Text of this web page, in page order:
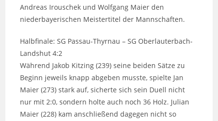
Andreas Irouschek und Wolfgang Maier den
niederbayerischen Meistertitel der Mannschaften.
Halbfinale: SG Passau-Thyrnau – SG Oberlauterbach-
Landshut 4:2
Während Jakob Kitzing (239) seine beiden Sätze zu
Beginn jeweils knapp abgeben musste, spielte Jan
Maier (273) stark auf, sicherte sich sein Duell nicht
nur mit 2:0, sondern holte auch noch 36 Holz. Julian
Maier (228) kam anschließend dagegen nicht so